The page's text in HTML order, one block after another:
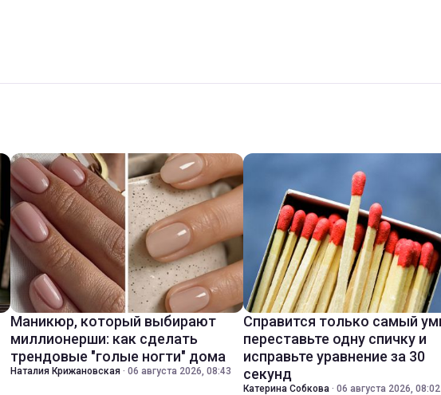
Маникюр, который выбирают
миллионерши: как сделать
трендовые "голые ногти" дома
Наталия Крижановская · 06 августа 2026, 08:43
Справится только самый
переставьте одну спичку и
исправьте уравнение за 30
секунд
Катерина Собкова · 06 августа 2026, 08:02